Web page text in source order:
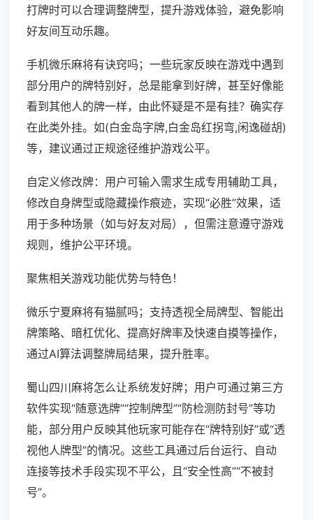
打牌时可以合理调整牌型，提升游戏体验，避免影响
好友间互动乐趣。
手机微乐麻将有诀窍吗；一些玩家反映在游戏中遇到
部分用户的牌特别好，总是能拿到好牌，甚至好像能
看到其他人的牌一样，由此怀疑是不是有挂？确实存
在此类外挂。如(白金岛字牌,白金岛红拐弯,闲逸碰胡)
等，建议通过正规途径维护游戏公平。
自定义修改牌：用户可输入需求生成专用辅助工具，
修改自身牌型或隐藏操作痕迹，实现“必胜”效果，适
用于多种场景（如与好友对局），但需注意遵守游戏
规则，维护公平环境。
聚焦相关游戏功能优势与特色！
微乐宁夏麻将有猫腻吗；支持透视全局牌型、智能出
牌策略、暗杠优化、提高好牌率及快速自摸等操作，
通过AI算法调整牌局结果，提升胜率。
蜀山四川麻将怎么让系统发好牌；用户可通过第三方
软件实现“随意选牌”“控制牌型”“防检测防封号”等功
能，部分用户反映其他玩家可能存在“牌特别好”或“透
视他人牌型”的情况。这些工具通过后台运行、自动
连接等技术手段实现不平公，且“安全性高”“不被封
号”。